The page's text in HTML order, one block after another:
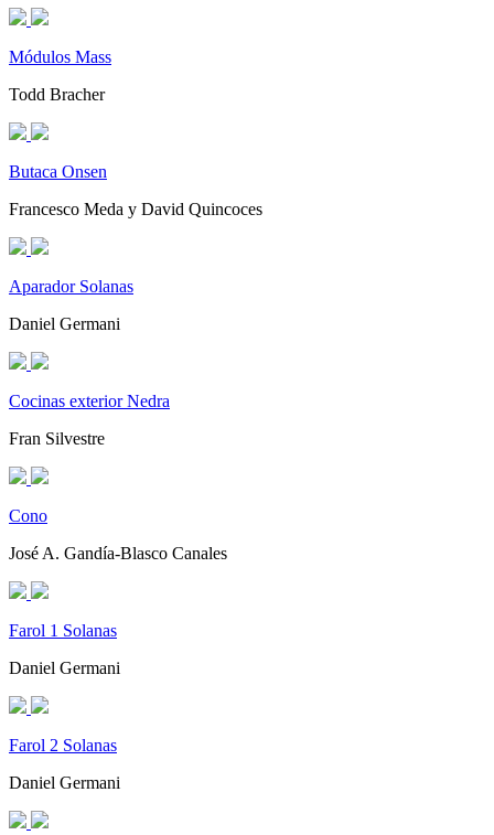
Módulos Mass
Todd Bracher
Butaca Onsen
Francesco Meda y David Quincoces
Aparador Solanas
Daniel Germani
Cocinas exterior Nedra
Fran Silvestre
Cono
José A. Gandía-Blasco Canales
Farol 1 Solanas
Daniel Germani
Farol 2 Solanas
Daniel Germani